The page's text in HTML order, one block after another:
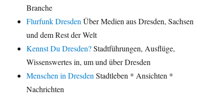
Branche
Flurfunk Dresden Über Medien aus Dresden, Sachsen
und dem Rest der Welt
Kennst Du Dresden?Stadtführungen, Ausflüge,
Wissenswertes in, um und über Dresden
Menschen in Dresden Stadtleben * Ansichten *
Nachrichten